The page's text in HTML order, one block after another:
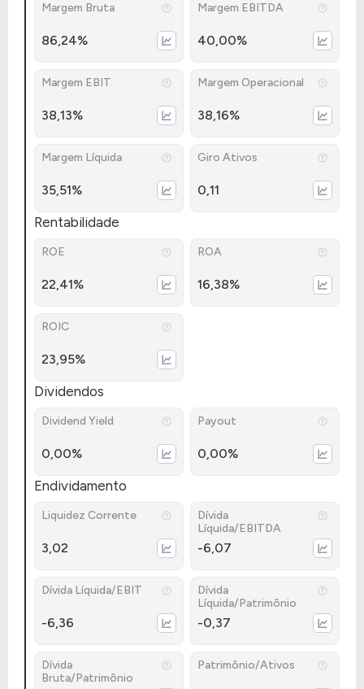
Margem Bruta
86,24%
Margem EBITDA
40,00%
Margem EBIT
38,13%
Margem Operacional
38,16%
Margem Líquida
35,51%
Giro Ativos
0,11
Rentabilidade
ROE
22,41%
ROA
16,38%
ROIC
23,95%
Dividendos
Dividend Yield
0,00%
Payout
0,00%
Endividamento
Liquidez Corrente
3,02
Dívida
Líquida/EBITDA
-6,07
Dívida Líquida/EBIT
-6,36
Dívida
Líquida/Patrimônio
-0,37
Dívida
Bruta/Patrimônio
Patrimônio/Ativos